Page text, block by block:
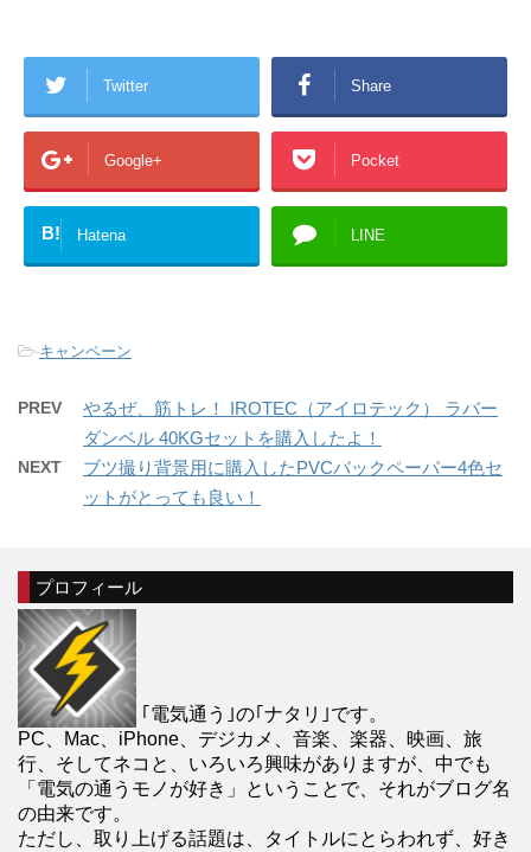
Twitter Share
Google+ Pocket
B! Hatena LINE
-キャンペーン
PREV
やるぜ、筋トレ！ IROTEC（アイロテック） ラバー
ダンベル 40KGセットを購入したよ！
NEXT
ブツ撮り背景用に購入したPVCバックペーパー4色セ
ットがとっても良い！
プロフィール
｢電気通う｣の｢ナタリ｣です。
PC、Mac、iPhone、デジカメ、音楽、楽器、映画、旅
行、そしてネコと、いろいろ興味がありますが、中でも
「電気の通うモノが好き」ということで、それがブログ名
の由来です。
ただし、取り上げる話題は、タイトルにとらわれず、好き